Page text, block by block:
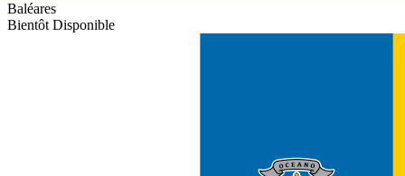
Baléares
Bientôt Disponible